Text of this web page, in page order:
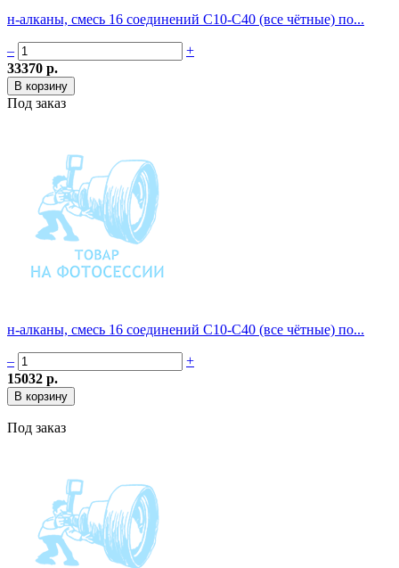
н-алканы, смесь 16 соединений С10-С40 (все чётные) по...
–
+
33370 р.
Под заказ
н-алканы, смесь 16 соединений С10-С40 (все чётные) по...
–
+
15032 р.
Под заказ